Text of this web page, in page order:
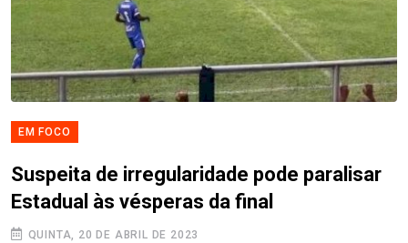
EM FOCO
Suspeita de irregularidade pode paralisar
Estadual às vésperas da final
QUINTA, 20 DE ABRIL DE 2023